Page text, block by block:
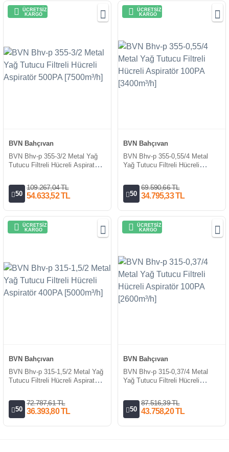
ÜCRETSİZ
KARGO
BVN Bahçıvan
BVN Bhv-p 355-3/2 Metal Yağ
Tutucu Filtreli Hücreli Aspiratör
50
109.267,04 TL
54.633,52 TL
ÜCRETSİZ
KARGO
BVN Bahçıvan
BVN Bhv-p 355-0,55/4 Metal
Yağ Tutucu Filtreli Hücreli
50
69.590,66 TL
34.795,33 TL
ÜCRETSİZ
KARGO
BVN Bahçıvan
BVN Bhv-p 315-1,5/2 Metal Yağ
Tutucu Filtreli Hücreli Aspiratör
50
72.787,61 TL
36.393,80 TL
ÜCRETSİZ
KARGO
BVN Bahçıvan
BVN Bhv-p 315-0,37/4 Metal
Yağ Tutucu Filtreli Hücreli
50
87.516,39 TL
43.758,20 TL